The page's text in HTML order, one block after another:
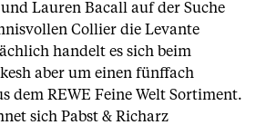
Lauren Bacall auf der Suche
Collier die Levante
handelt es sich beim
aber um einen fünffach
dem REWE Feine Welt Sortiment.
sich Pabst & Richarz